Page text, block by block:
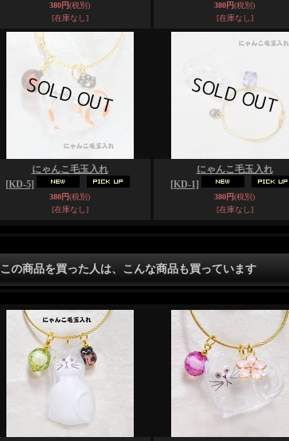
380円(税別)
[在庫なし]
380円(税別)
[在庫なし]
にゃんこ毛玉入れ
[KD-5]
380円(税別)
[在庫なし]
にゃんこ毛玉入れ
[KD-1]
380円(税別)
[在庫なし]
この商品を買った人は、こんな商品も買っています